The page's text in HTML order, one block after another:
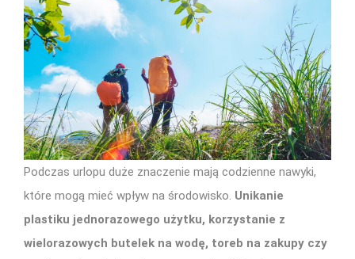
Podczas urlopu duże znaczenie mają codzienne nawyki,
które mogą mieć wpływ na środowisko. Unikanie
plastiku jednorazowego użytku, korzystanie z
wielorazowych butelek na wodę, toreb na zakupy czy